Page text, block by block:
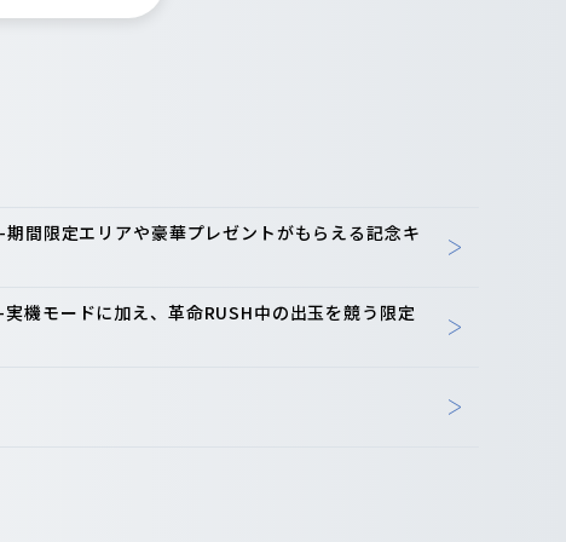
間限定エリアや豪華プレゼントがもらえる記念キ
機モードに加え、革命RUSH中の出玉を競う限定